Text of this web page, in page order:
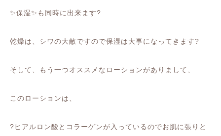
✨保湿✨ も同時に出来ます?
乾燥は、シワの大敵ですので保湿は大事になってきます?
そして、もう一つオススメなローションがありまして、
このローションは、
?ヒアルロン酸とコラーゲンが入っているのでお肌に張りと